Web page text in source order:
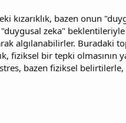
kızarıklık, bazen onun
zeka" beklentileriyle
algılanabilirler. Buradaki
fiziksel bir tepki olmasının
stres, bazen fiziksel